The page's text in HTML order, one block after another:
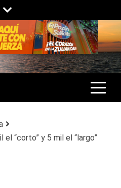
ZULIA, VENEZUELA Y
GENERAL.
“corto” y 5 mil el “largo”